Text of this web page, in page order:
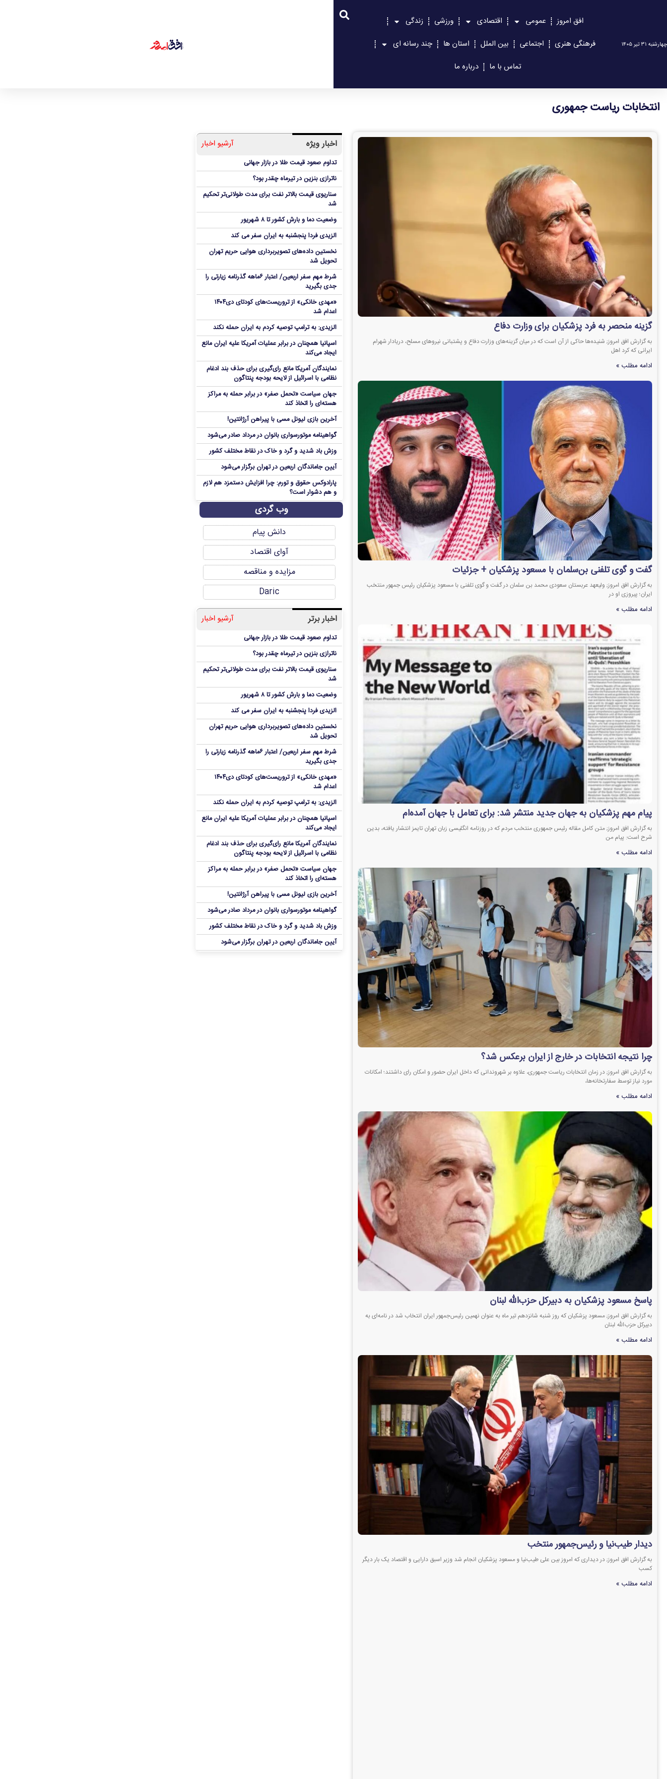
چهارشنبه ۳۱ تیر ۱۴۰۵
افق امروز عمومی اقتصادی ورزشی
زندگی
فرهنگی هنری
اجتماعی بین الملل استان ها
چند رسانه ای
تماس با ما
درباره ما
انتخابات ریاست جمهوری
گزینه منحصر به فرد پزشکیان برای وزارت دفاع
به گزارش افق امروز; شنیده‌ها حاکی از آن است که در میان گزینه‌های وزارت دفاع و پشتبانی نیروهای مسلح، دریادار شهرام
ایرانی که کرد اهل
ادامه مطلب »
گفت و گوی تلفنی بن‌سلمان با مسعود پزشکیان + جزئیات
به گزارش افق امروز; ولیعهد عربستان سعودی محمد بن سلمان در گفت و گوی تلفنی با مسعود پزشکیان رئیس جمهور منتخب
ایران؛ پیروزی او در
ادامه مطلب »
پیام مهم پزشکیان به جهان جدید منتشر شد: برای تعامل با جهان آمده‌ام
به گزارش افق امروز; متن کامل مقاله رئیس جمهوری منتخب مردم که در روزنامه انگلیسی زبان تهران تایمز انتشار یافته، بدین
شرح است: پیام من
ادامه مطلب »
چرا نتیجه انتخابات در خارج از ایران برعکس شد؟
به گزارش افق امروز; در زمان انتخابات ریاست جمهوری، علاوه بر شهروندانی که داخل ایران حضور و امکان رای داشتند؛ امکانات
مورد نیاز توسط سفارتخانه‌ها،
ادامه مطلب »
پاسخ مسعود پزشکیان به دبیرکل حزب‌الله لبنان
به گزارش افق امروز; مسعود پزشکیان که روز شنبه شانزدهم تیر ماه به عنوان نهمین رئیس‌جمهور ایران انتخاب شد در نامه‌ای به
دبیرکل حزب‌الله لبنان
ادامه مطلب »
دیدار طیب‌نیا و رئیس‌جمهور منتخب
به گزارش افق امروز; در دیداری که امروز بین علی طیب‌نیا و مسعود پزشکیان انجام شد وزیر اسبق دارایی و اقتصاد یک بار دیگر
کسب
ادامه مطلب »
اخبار ویژه آرشیو اخبار
تداوم صعود قیمت طلا در بازار جهانی
ناترازی بنزین در تیرماه چقدر بود؟
سناریوی قیمت بالاتر نفت برای مدت طولانی‌تر تحکیم
شد
وضعیت دما و بارش کشور تا ۸ شهریور
الزیدی فردا پنجشنبه به ایران سفر می کند
نخستین داده‌های تصویربرداری هوایی حریم تهران
تحویل شد
شرط مهم سفر اربعین/ اعتبار ۶ماهه گذرنامه زیارتی را
جدی بگیرید
«مهدی خانکی» از تروریست‌های کودتای دی۱۴۰۴
اعدام شد
الزیدی: به ترامپ توصیه کردم به ایران حمله نکند
اسپانیا همچنان در برابر عملیات آمریکا علیه ایران مانع
ایجاد می‌کند
نمایندگان آمریکا مانع رای‌گیری برای حذف بند ادغام
نظامی با اسرائیل از لایحه بودجه پنتاگون
جهان سیاست «تحمل صفر» در برابر حمله به مراکز
هسته‌ای را اتخاذ کند
آخرین بازی لیونل مسی با پیراهن آرژانتین!
گواهینامه موتورسواری بانوان در مرداد صادر می‌شود
وزش باد شدید و گرد و خاک در نقاط مختلف کشور
آیین جاماندگان اربعین در تهران برگزار می‌شود
پارادوکس حقوق و تورم: چرا افزایش دستمزد هم لازم
و هم دشوار است؟
وب گردی
دانش پیام
آوای اقتصاد
مزایده و مناقصه
Daric
اخبار برتر آرشیو اخبار
تداوم صعود قیمت طلا در بازار جهانی
ناترازی بنزین در تیرماه چقدر بود؟
سناریوی قیمت بالاتر نفت برای مدت طولانی‌تر تحکیم
شد
وضعیت دما و بارش کشور تا ۸ شهریور
الزیدی فردا پنجشنبه به ایران سفر می کند
نخستین داده‌های تصویربرداری هوایی حریم تهران
تحویل شد
شرط مهم سفر اربعین/ اعتبار ۶ماهه گذرنامه زیارتی را
جدی بگیرید
«مهدی خانکی» از تروریست‌های کودتای دی۱۴۰۴
اعدام شد
الزیدی: به ترامپ توصیه کردم به ایران حمله نکند
اسپانیا همچنان در برابر عملیات آمریکا علیه ایران مانع
ایجاد می‌کند
نمایندگان آمریکا مانع رای‌گیری برای حذف بند ادغام
نظامی با اسرائیل از لایحه بودجه پنتاگون
جهان سیاست «تحمل صفر» در برابر حمله به مراکز
هسته‌ای را اتخاذ کند
آخرین بازی لیونل مسی با پیراهن آرژانتین!
گواهینامه موتورسواری بانوان در مرداد صادر می‌شود
وزش باد شدید و گرد و خاک در نقاط مختلف کشور
آیین جاماندگان اربعین در تهران برگزار می‌شود